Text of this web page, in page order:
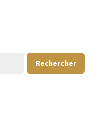
Rechercher